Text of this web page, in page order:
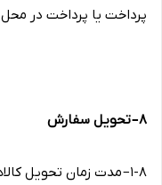
پرداخت یا پرداخت در
۸–تحویل سفارش
۱-۸–مدت زمان تحویل کالاها بندر